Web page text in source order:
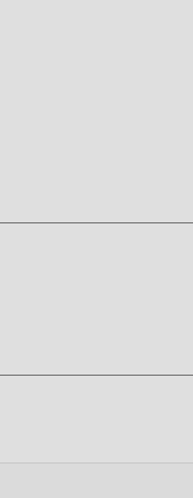
gratuitas